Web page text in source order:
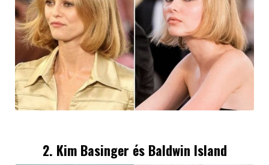
2. Kim Basinger és Baldwin Island